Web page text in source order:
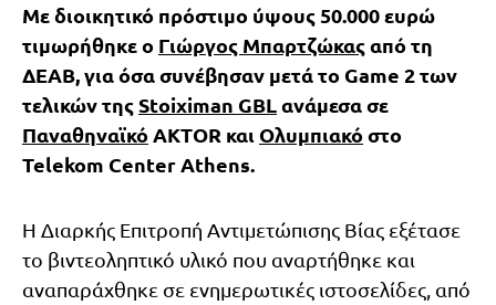
Με διοικητικό πρόστιμο ύψους 50.000 ευρώ
τιμωρήθηκε ο Γιώργος Μπαρτζώκαςαπό τη
ΔΕΑΒ, για όσα συνέβησαν μετά το Game 2 των
τελικών τηςStoiximan GBL ανάμεσα σε
Παναθηναϊκό AKTOR και Ολυμπιακό στο
Telekom Center Athens.
Η Διαρκής Επιτροπή Αντιμετώπισης Βίας εξέτασε
το βιντεοληπτικό υλικό που αναρτήθηκε και
αναπαράχθηκε σε ενημερωτικές ιστοσελίδες, από